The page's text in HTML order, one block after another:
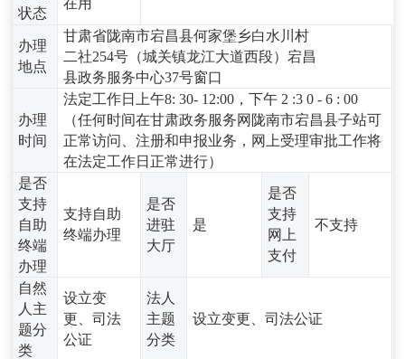
状态
办理
地点
甘肃省陇南市宕昌县何家堡乡白水川村
二社254号（城关镇龙江大道西段）宕昌
县政务服务中心37号窗口
办理
时间
法定工作日上午8: 30- 12:00，下午 2 :3 0 - 6 : 00
（任何时间在甘肃政务服务网陇南市宕昌县子站可
正常访问、注册和申报业务，网上受理审批工作将
在法定工作日正常进行）
是否
支持
自助
终端
办理
支持自助
终端办理
是否
进驻
大厅
是
是否
支持
网上
支付
不支持
自然
人主
题分
类
设立变
更、司法
公证
法人
主题
分类
设立变更、司法公证